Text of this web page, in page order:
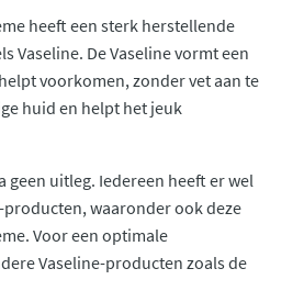
heeft een sterk herstellende
Vaseline. De Vaseline vormt een
voorkomen, zonder vet aan te
huid en helpt het jeuk
uitleg. Iedereen heeft er wel
producten, waaronder ook deze
Voor een optimale
Vaseline-producten zoals de